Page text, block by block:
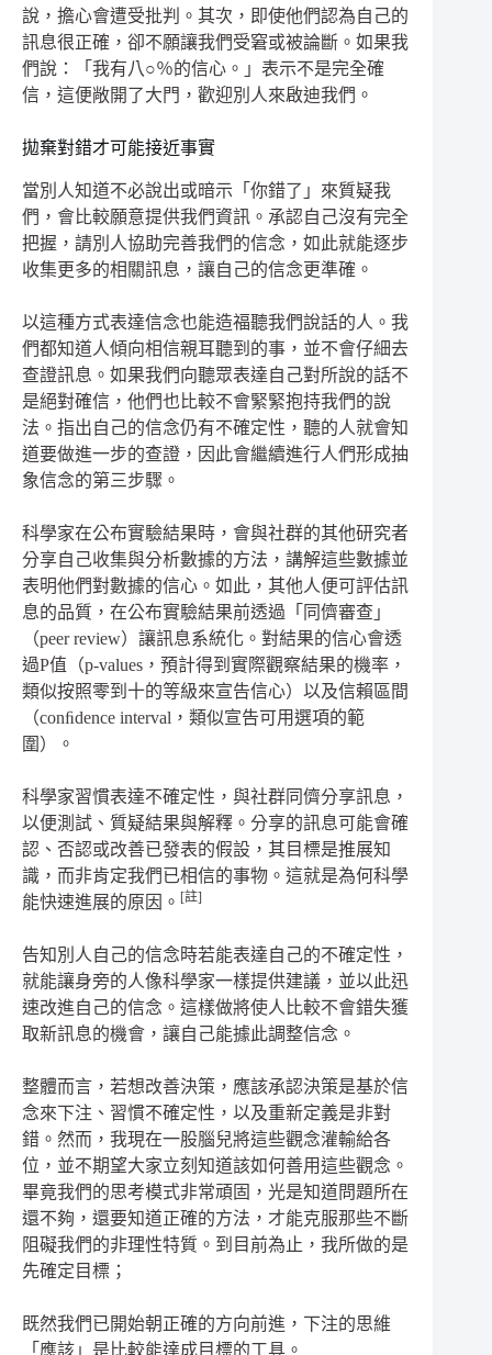
說，擔心會遭受批判。其次，即使他們認為自己的
訊息很正確，卻不願讓我們受窘或被論斷。如果我
們說：「我有八○％的信心。」表示不是完全確
信，這便敞開了大門，歡迎別人來啟迪我們。
拋棄對錯才可能接近事實
當別人知道不必說出或暗示「你錯了」來質疑我
們，會比較願意提供我們資訊。承認自己沒有完全
把握，請別人協助完善我們的信念，如此就能逐步
收集更多的相關訊息，讓自己的信念更準確。
以這種方式表達信念也能造福聽我們說話的人。我
們都知道人傾向相信親耳聽到的事，並不會仔細去
查證訊息。如果我們向聽眾表達自己對所說的話不
是絕對確信，他們也比較不會緊緊抱持我們的說
法。指出自己的信念仍有不確定性，聽的人就會知
道要做進一步的查證，因此會繼續進行人們形成抽
象信念的第三步驟。
科學家在公布實驗結果時，會與社群的其他研究者
分享自己收集與分析數據的方法，講解這些數據並
表明他們對數據的信心。如此，其他人便可評估訊
息的品質，在公布實驗結果前透過「同儕審查」
（peer review）讓訊息系統化。對結果的信心會透
過P值（p-values，預計得到實際觀察結果的機率，
類似按照零到十的等級來宣告信心）以及信賴區間
（conﬁdence interval，類似宣告可用選項的範
圍）。
科學家習慣表達不確定性，與社群同儕分享訊息，
以便測試、質疑結果與解釋。分享的訊息可能會確
認、否認或改善已發表的假設，其目標是推展知
識，而非肯定我們已相信的事物。這就是為何科學
能快速進展的原因。 [註]
告知別人自己的信念時若能表達自己的不確定性，
就能讓身旁的人像科學家一樣提供建議，並以此迅
速改進自己的信念。這樣做將使人比較不會錯失獲
取新訊息的機會，讓自己能據此調整信念。
整體而言，若想改善決策，應該承認決策是基於信
念來下注、習慣不確定性，以及重新定義是非對
錯。然而，我現在一股腦兒將這些觀念灌輸給各
位，並不期望大家立刻知道該如何善用這些觀念。
畢竟我們的思考模式非常頑固，光是知道問題所在
還不夠，還要知道正確的方法，才能克服那些不斷
阻礙我們的非理性特質。到目前為止，我所做的是
先確定目標；
既然我們已開始朝正確的方向前進，下注的思維
「應該」是比較能達成目標的工具。